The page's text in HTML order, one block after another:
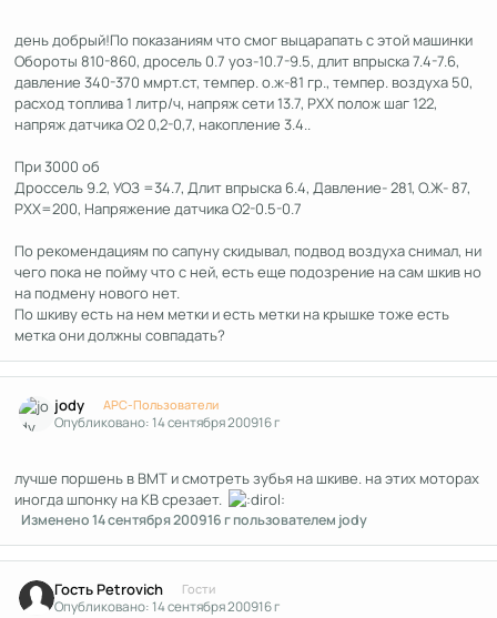
день добрый!По показаниям что смог выцарапать с этой машинки
Обороты 810-860, дросель 0.7 уоз-10.7-9.5, длит впрыска 7.4-7.6,
давление 340-370 ммрт.ст, темпер. о.ж-81 гр., темпер. воздуха 50,
расход топлива 1 литр/ч, напряж сети 13.7, РХХ полож шаг 122,
напряж датчика О2 0,2-0,7, накопление 3.4..
При 3000 об
Дроссель 9.2, УОЗ =34.7, Длит впрыска 6.4, Давление- 281, О.Ж- 87,
РХХ=200, Напряжение датчика О2-0.5-0.7
По рекомендациям по сапуну скидывал, подвод воздуха снимал, ни
чего пока не пойму что с ней, есть еще подозрение на сам шкив но
на подмену нового нет.
По шкиву есть на нем метки и есть метки на крышке тоже есть
метка они должны совпадать?
jody APC-Пользователи
Опубликовано:14 сентября 200916 г
лучше поршень в ВМТ и смотреть зубья на шкиве. на этих моторах
иногда шпонку на КВ срезает.
Изменено14 сентября 200916 гпользователем jody
Гость Petrovich Гости
Опубликовано:14 сентября 200916 г